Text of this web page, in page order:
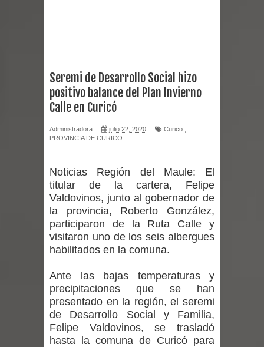
Curicó desarrollará jornada de
virus respiratorios
desafío guerreros 2026
Banda linarense Los Remembers
regresa de Brasil tras impulsar un
con comunidades escolares
Alta positividad en influenza hace que
expertos reiteren llamado a
Seremi de Desarrollo Social hizo
positivo balance del Plan Invierno
Calle en Curicó
Administradora julio 22, 2020 Curico
PROVINCIA DE CURICO
Noticias Región del Maule: El
titular de la cartera, Felipe
Valdovinos, junto al gobernador de
la provincia, Roberto González,
participaron de la Ruta Calle y
visitaron uno de los seis albergues
habilitados en la comuna.
Ante las bajas temperaturas y
precipitaciones que se han
presentado en la región, el seremi
de Desarrollo Social y Familia,
Felipe Valdovinos, se trasladó
hasta la comuna de Curicó para